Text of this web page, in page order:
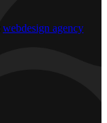
webdesign agency